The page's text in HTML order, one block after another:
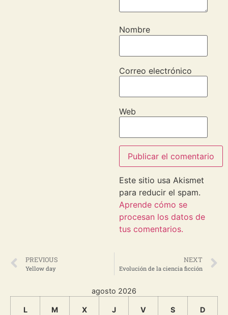
Nombre
Correo electrónico
Web
Este sitio usa Akismet
para reducir el spam.
Aprende cómo se
procesan los datos de
tus comentarios.
PREVIOUS
Yellow day
NEXT
Evolución de la ciencia ficción
agosto 2026
L M X J V S D